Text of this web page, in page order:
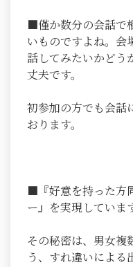
■僅か数分の会話で
いものですよね。会
話してみたいかどう
丈夫です。
初参加の方でも会話
おります。
■『好意を持った方
ー』を実現していま
その秘密は、男女複
う、すれ違いによる